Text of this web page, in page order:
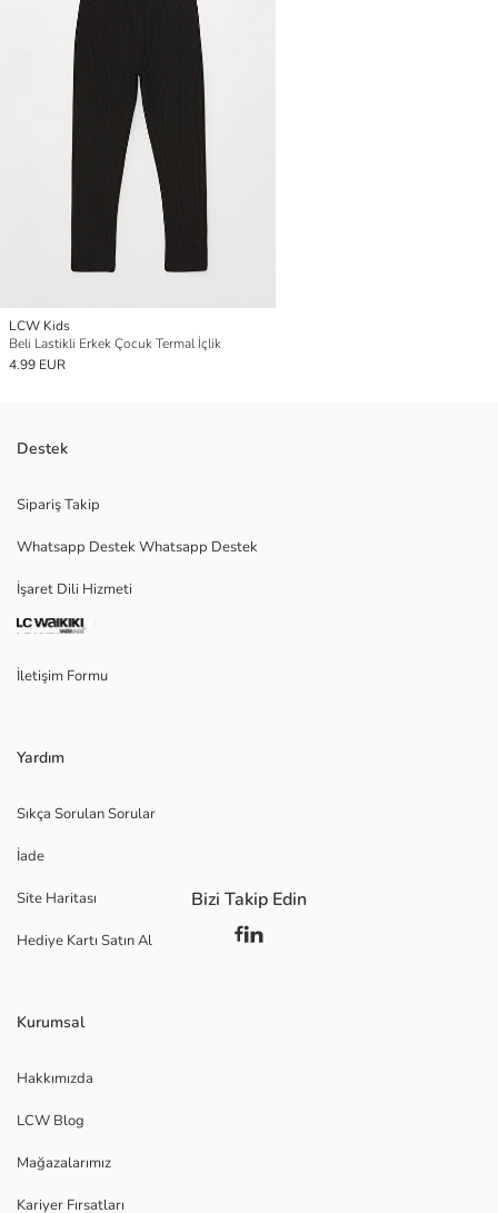
LCW Kids
Beli Lastikli Erkek Çocuk Termal İçlik
4.99 EUR
Destek
Sipariş Takip
Whatsapp Destek Whatsapp Destek
İşaret Dili Hizmeti
İletişim Formu
Yardım
Sıkça Sorulan Sorular
İade
Site Haritası
Hediye Kartı Satın Al
Kurumsal
Hakkımızda
LCW Blog
Mağazalarımız
Kariyer Fırsatları
Bizi Takip Edin